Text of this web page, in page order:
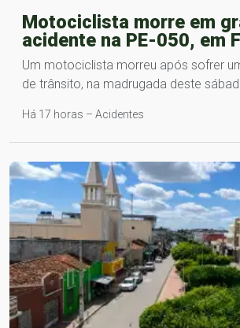
Motociclista morre em
acidente na PE-050, em
Um motociclista morreu após sofrer
de trânsito, na madrugada deste
Há 17 horas – Acidentes